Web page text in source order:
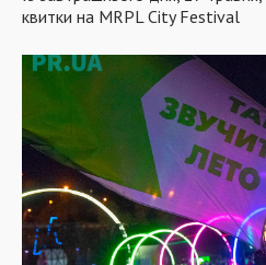
квитки на MRPL City Festival